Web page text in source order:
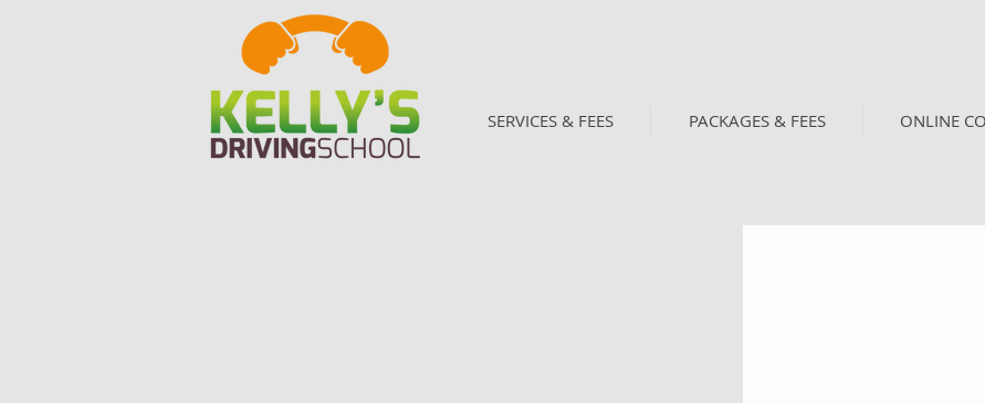
SERVICES & FEES PACKAGES & FEES ONLINE